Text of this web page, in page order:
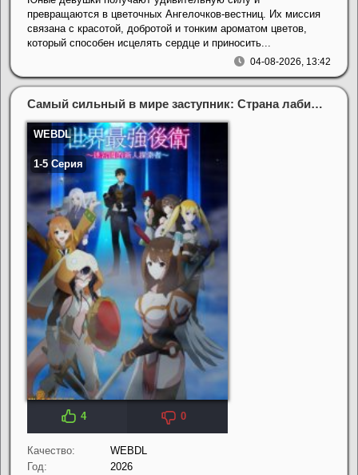
04-08-2026, 13:42
превращаются в цветочных Ангелочков-вестниц. Их миссия
связана с красотой, добротой и тонким ароматом цветов,
который способен исцелять сердце и приносить...
4 0
Самый сильный в мире заступник: Страна лабиринта и искатели приключен (2026)
Качество:
WEBDL
Год:
2026